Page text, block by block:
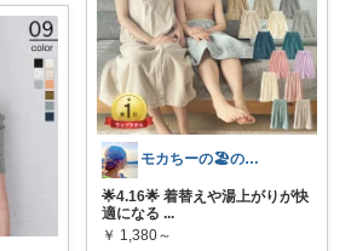
モカちーの🏖️のんびりライフ🐈✨
🌟4.16🌟 着替えや湯上がりが快
適になる ...
￥ 1,380～